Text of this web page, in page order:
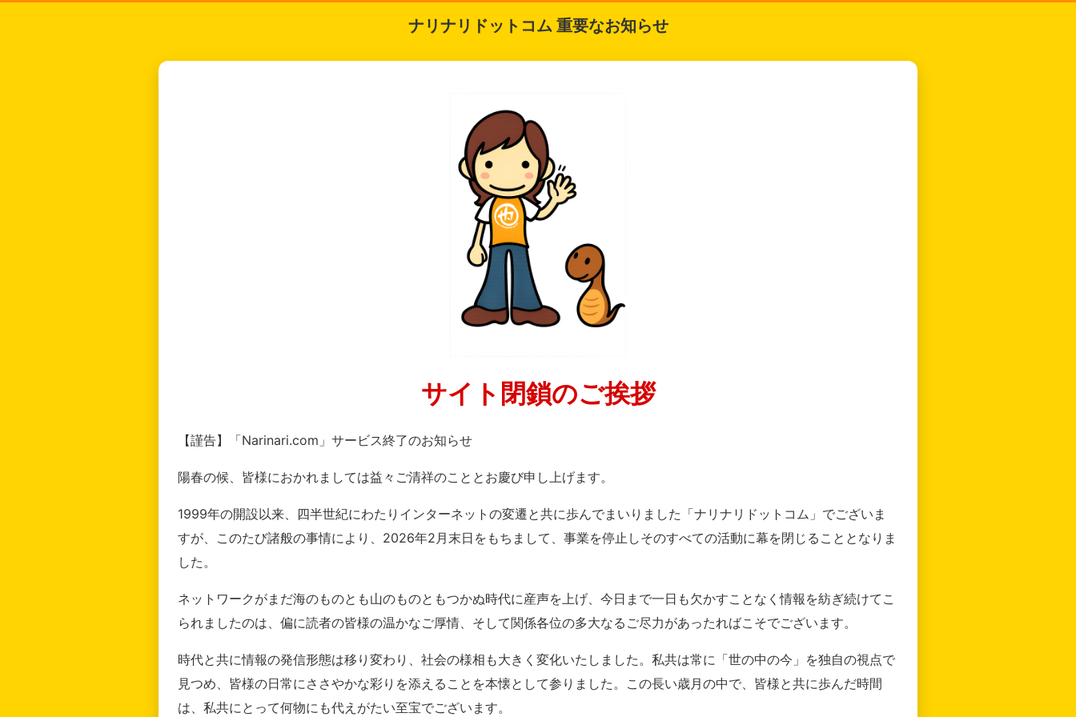
ナリナリドットコム 重要なお知らせ
サイト閉鎖のご挨拶
【謹告】「Narinari.com」サービス終了のお知らせ
陽春の候、皆様におかれましては益々ご清祥のこととお慶び申し上げます。
1999年の開設以来、四半世紀にわたりインターネットの変遷と共に歩んでまいりました「ナリナリドットコム」でございま
すが、このたび諸般の事情により、2026年2月末日をもちまして、事業を停止しそのすべての活動に幕を閉じることとなりま
した。
ネットワークがまだ海のものとも山のものともつかぬ時代に産声を上げ、今日まで一日も欠かすことなく情報を紡ぎ続けてこ
られましたのは、偏に読者の皆様の温かなご厚情、そして関係各位の多大なるご尽力があったればこそでございます。
時代と共に情報の発信形態は移り変わり、社会の様相も大きく変化いたしました。私共は常に「世の中の今」を独自の視点で
見つめ、皆様の日常にささやかな彩りを添えることを本懐として参りました。この長い歳月の中で、皆様と共に歩んだ時間
は、私共にとって何物にも代えがたい至宝でございます。